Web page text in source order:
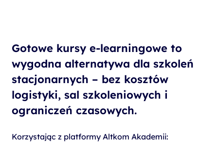
Gotowe kursy e-learningowe to
wygodna alternatywa dla szkoleń
stacjonarnych – bez kosztów
logistyki, sal szkoleniowych i
ograniczeń czasowych.
Korzystając z platformy Altkom Akademii: